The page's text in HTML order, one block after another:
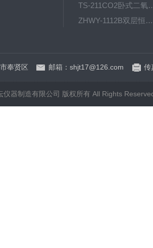
TS-211CO2卧式
ZHWY-1112B双层恒温培养摇床
奉贤区 邮箱：shjt17@126.com 传
仪器制造有限公司 版权所有 All Rights